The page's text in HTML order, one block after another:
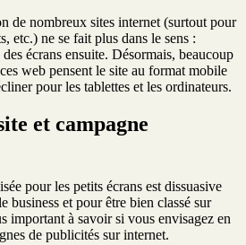
de nombreux sites internet (surtout pour
etc.) ne se fait plus dans le sens :
écrans ensuite. Désormais, beaucoup
web pensent le site au format mobile
pour les tablettes et les ordinateurs.
et campagne
pour les petits écrans est dissuasive
business et pour être bien classé sur
important à savoir si vous envisagez en
de publicités sur internet.